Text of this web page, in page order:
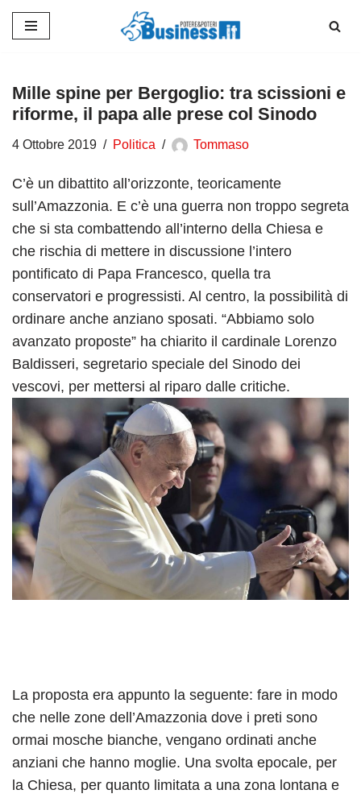
contenuto
Mille spine per Bergoglio: tra scissioni e
riforme, il papa alle prese col Sinodo
4 Ottobre 2019 Politica Tommaso
C’è un dibattito all’orizzonte, teoricamente
sull’Amazzonia. E c’è una guerra non troppo segreta
che si sta combattendo all’interno della Chiesa e
che rischia di mettere in discussione l’intero
pontificato di Papa Francesco, quella tra
conservatori e progressisti. Al centro, la possibilità di
ordinare anche anziano sposati. “Abbiamo solo
avanzato proposte” ha chiarito il cardinale Lorenzo
Baldisseri, segretario speciale del Sinodo dei
vescovi, per mettersi al riparo dalle critiche.
La proposta era appunto la seguente: fare in modo
che nelle zone dell’Amazzonia dove i preti sono
ormai mosche bianche, vengano ordinati anche
anziani che hanno moglie. Una svolta epocale, per
la Chiesa, per quanto limitata a una zona lontana e